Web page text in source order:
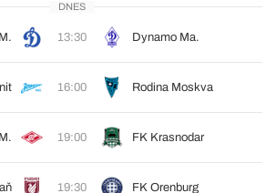
DNES
13:30 Dynamo Ma.
16:00 Rodina Moskva
19:00 FK Krasnodar
19:30 FK Orenburg